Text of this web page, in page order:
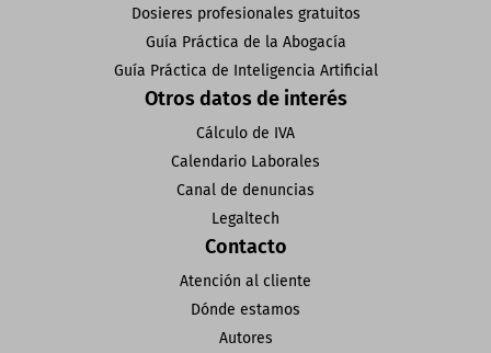
Dosieres profesionales gratuitos
Guía Práctica de la Abogacía
Guía Práctica de Inteligencia Artificial
Otros datos de interés
Cálculo de IVA
Calendario Laborales
Canal de denuncias
Legaltech
Contacto
Atención al cliente
Dónde estamos
Autores